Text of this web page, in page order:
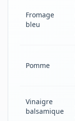
Fromage
bleu
Pomme
Vinaigre
balsamique